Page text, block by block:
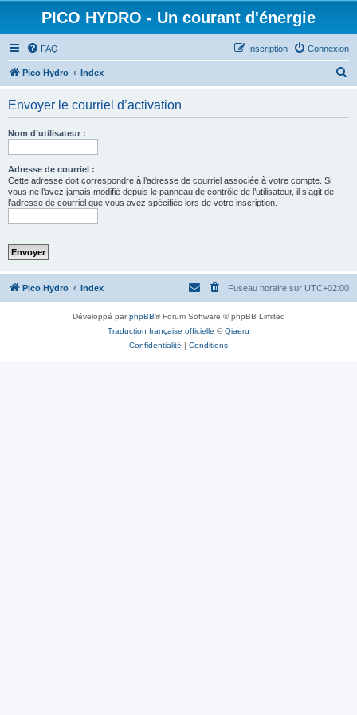
PICO HYDRO - Un courant d'énergie
FAQ Connexion
Inscription
Pico Hydro Index
Envoyer le courriel d’activation
Nom d’utilisateur :
Adresse de courriel :
Cette adresse doit correspondre à l’adresse de courriel associée à votre compte. Si
vous ne l’avez jamais modifié depuis le panneau de contrôle de l’utilisateur, il s’agit de
l’adresse de courriel que vous avez spécifiée lors de votre inscription.
Pico Hydro Index Fuseau horaire sur UTC+02:00
Développé parphpBB® Forum Software © phpBB Limited
Traduction française officielle ©Qiaeru
Confidentialité | Conditions